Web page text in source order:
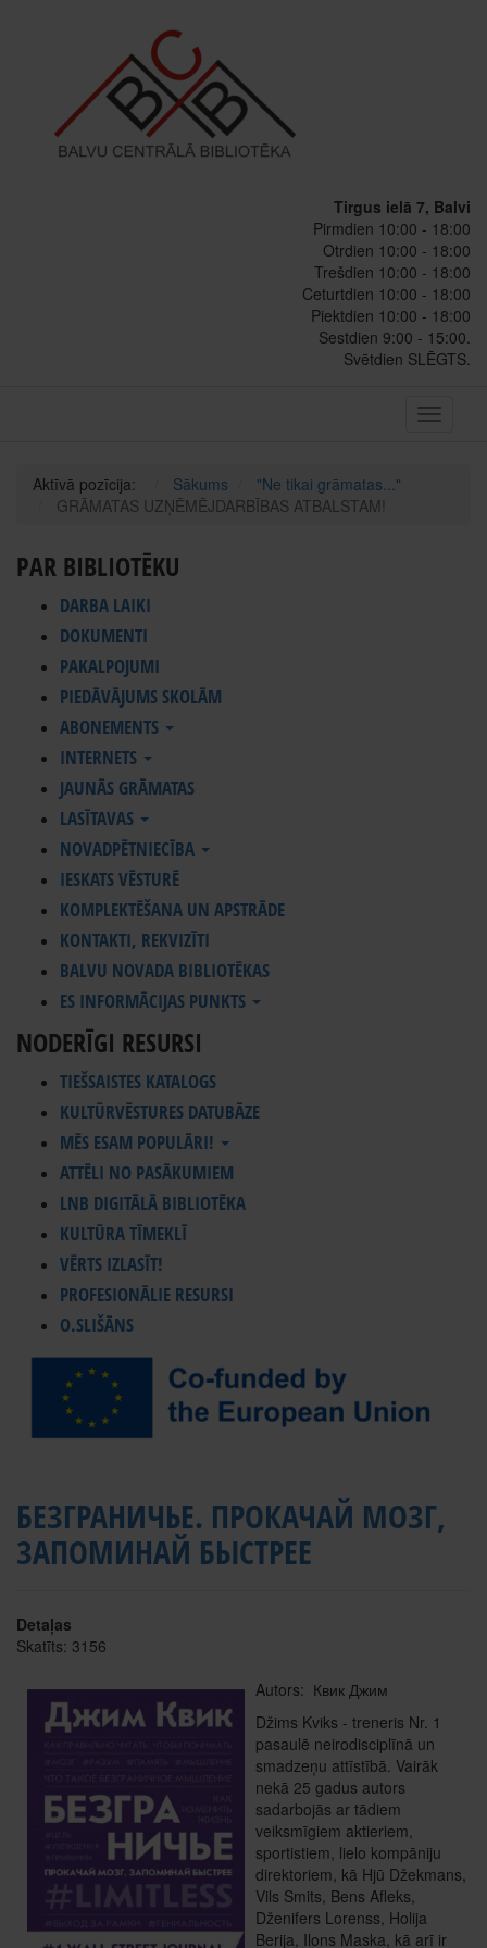
Tirgus ielā 7, Balvi
Pirmdien 10:00 - 18:00
Otrdien 10:00 - 18:00
Trešdien 10:00 - 18:00
Ceturtdien 10:00 - 18:00
Piektdien 10:00 - 18:00
Sestdien 9:00 - 15:00.
Svētdien SLĒGTS.
Toggle
Aktīvā pozīcija: Sākums
"Ne tikai grāmatas..."
GRĀMATAS UZŅĒMĒJDARBĪBAS ATBALSTAM!
PAR BIBLIOTĒKU
DARBA LAIKI
DOKUMENTI
PAKALPOJUMI
PIEDĀVĀJUMS SKOLĀM
ABONEMENTS
INTERNETS
JAUNĀS GRĀMATAS
LASĪTAVAS
NOVADPĒTNIECĪBA
IESKATS VĒSTURĒ
KOMPLEKTĒŠANA UN APSTRĀDE
KONTAKTI, REKVIZĪTI
BALVU NOVADA BIBLIOTĒKAS
ES INFORMĀCIJAS PUNKTS
NODERĪGI RESURSI
TIEŠSAISTES KATALOGS
KULTŪRVĒSTURES DATUBĀZE
MĒS ESAM POPULĀRI!
ATTĒLI NO PASĀKUMIEM
LNB DIGITĀLĀ BIBLIOTĒKA
KULTŪRA TĪMEKLĪ
VĒRTS IZLASĪT!
PROFESIONĀLIE RESURSI
O.SLIŠĀNS
БЕЗГРАНИЧЬЕ. ПРОКАЧАЙ МОЗГ,
ЗАПОМИНАЙ БЫСТРЕЕ
Detaļas
Skatīts: 3156
Autors: Квик Джим
Džims Kviks - treneris Nr. 1
pasaulē neirodisciplīnā un
smadzeņu attīstībā. Vairāk
nekā 25 gadus autors
sadarbojās ar tādiem
veiksmīgiem aktieriem,
sportistiem, lielo kompāniju
direktoriem, kā Hjū Džekmans,
Vils Smits, Bens Afleks,
Dženifers Lorenss, Holija
Berija, Ilons Maska, kā arī ir